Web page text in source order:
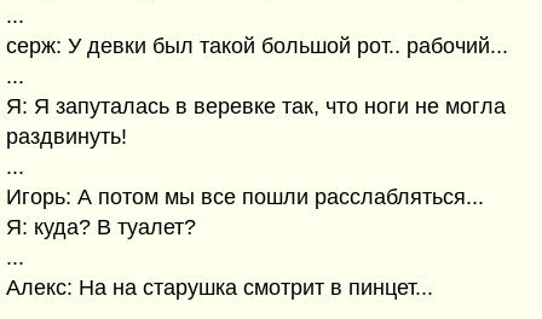
...
серж: У девки был такой большой рот.. рабочий...
...
Я: Я запуталась в веревке так, что ноги не могла
раздвинуть!
...
Игорь: А потом мы все пошли расслабляться...
Я: куда? В туалет?
...
Алекс: На на старушка смотрит в пинцет...